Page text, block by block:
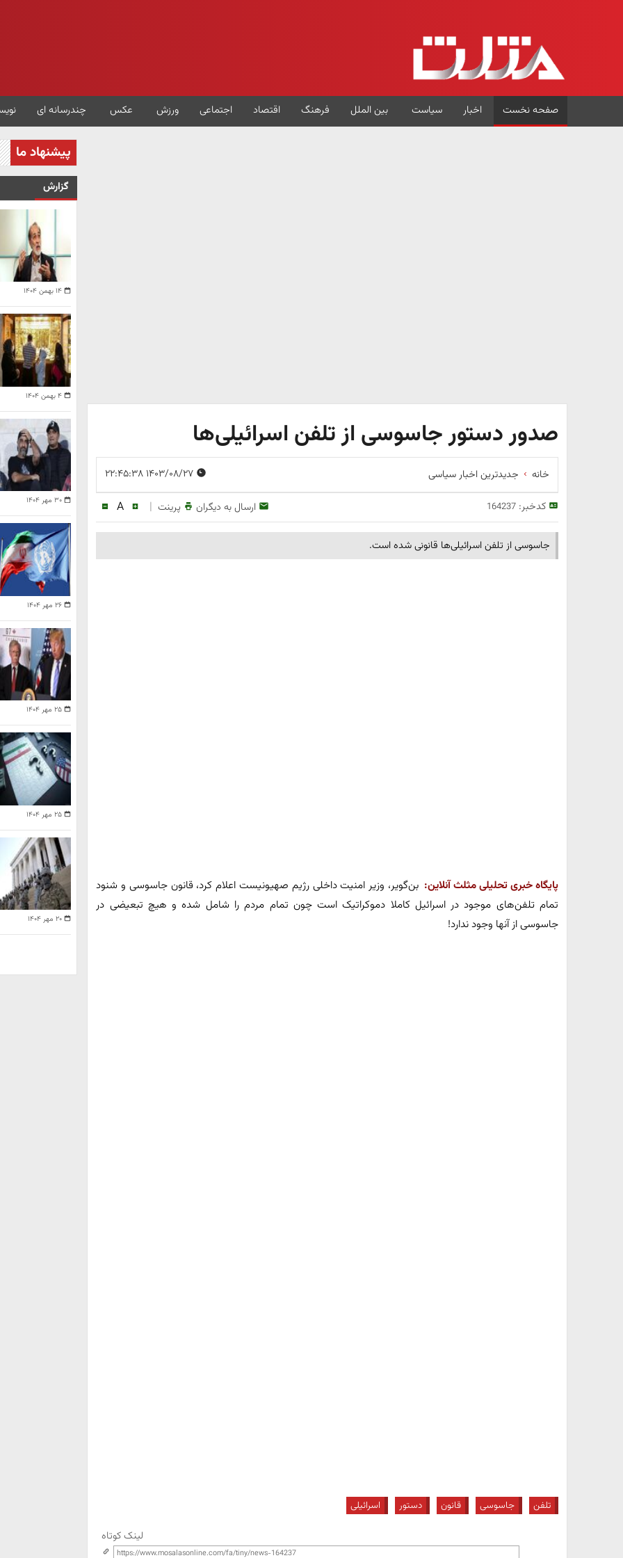
صفحه نخست اخبار سیاست بین الملل فرهنگ اقتصاد اجتماعی ورزش عکس چندرسانه ای
صدور دستور جاسوسی از تلفن اسرائیلی‌ها
خانه جدیدترین اخبار سیاسی
کدخبر:164237 ارسال به دیگران پرینت |
A
جاسوسی از تلفن اسرائیلی‌ها قانونی شده است.
پایگاه خبری تحلیلی مثلث آنلاین: بن‌گویر، وزیر امنیت داخلی رژیم صهیونیست اعلام کرد، قانون جاسوسی و شنود
تمام تلفن‌های موجود در اسرائیل کاملا دموکراتیک است چون تمام مردم را شامل شده و هیچ تبعیضی در
جاسوسی از آنها وجود ندارد!
تلفن جاسوسی قانون دستور اسرائیلی
لینک کوتاه
پیشنهاد ما
گزارش
۱۴ بهمن ۱۴۰۴
۴ بهمن ۱۴۰۴
۳۰ مهر ۱۴۰۴
۲۶ مهر ۱۴۰۴
۲۵ مهر ۱۴۰۴
۲۵ مهر ۱۴۰۴
۲۰ مهر ۱۴۰۴